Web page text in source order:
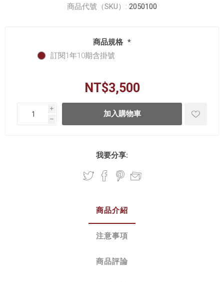
商品代號（SKU）: 2050100
商品規格 *
訂閱1年10期含掛號
NT$3,500
i
h
我要分享:
商品介紹
注意事項
商品評論